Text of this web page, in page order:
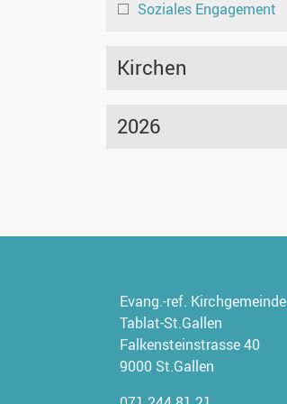
Soziales Engagement
Kirchen
2026
Evang.-ref. Kirchgemeinde
Tablat-St.Gallen
Falkensteinstrasse 40
9000 St.Gallen